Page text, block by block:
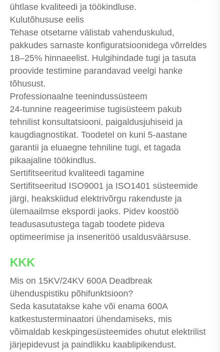
ühtlase kvaliteedi ja töökindluse.
Kulutõhususe eelis
Tehase otsetarne välistab vahenduskulud,
pakkudes sarnaste konfiguratsioonidega võrreldes
18–25% hinnaeelist. Hulgihindade tugi ja tasuta
proovide testimine parandavad veelgi hanke
tõhusust.
Professionaalne teenindussüsteem
24-tunnine reageerimise tugisüsteem pakub
tehnilist konsultatsiooni, paigaldusjuhiseid ja
kaugdiagnostikat. Toodetel on kuni 5-aastane
garantii ja eluaegne tehniline tugi, et tagada
pikaajaline töökindlus.
Sertifitseeritud kvaliteedi tagamine
Sertifitseeritud ISO9001 ja ISO1401 süsteemide
järgi, heakskiidud elektrivõrgu rakenduste ja
ülemaailmse ekspordi jaoks. Pidev koostöö
teadusasutustega tagab toodete pideva
optimeerimise ja inseneritöö usaldusväärsuse.
KKK
Mis on 15KV/24KV 600A Deadbreak
ühenduspistiku põhifunktsioon?
Seda kasutatakse kahe või enama 600A
katkestusterminaatori ühendamiseks, mis
võimaldab keskpingesüsteemides ohutut elektrilist
järjepidevust ja paindlikku kaablipikendust.